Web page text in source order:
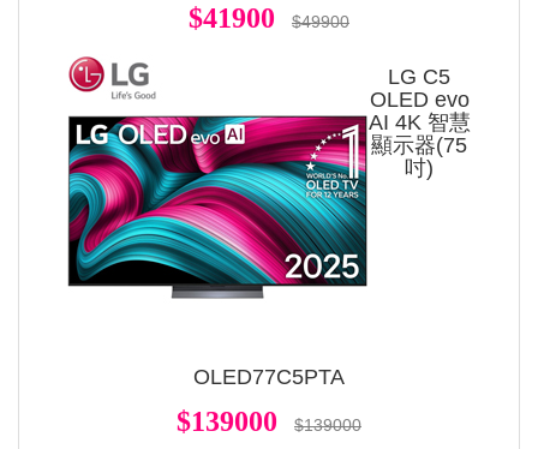
$41900 $49900
LG C5
OLED evo
AI 4K 智慧
顯示器(75
吋)
OLED77C5PTA
$139000 $139000